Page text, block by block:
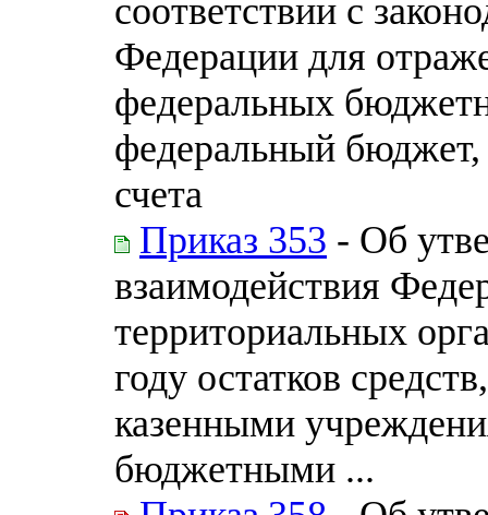
соответствии с
Федерации для
федеральных
федеральный бюджет,
счета
Приказ 353 - Об
взаимодействия
территориальных
году остатков
казенными
бюджетными ...